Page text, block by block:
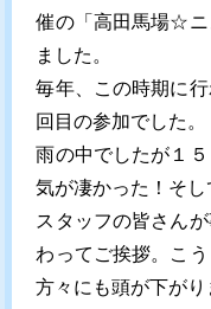
催の「高田馬場☆ニ
ました。
毎年、この時期に
回目の参加でした。
雨の中でしたが１
気が凄かった！そし
スタッフの皆さん
わってご挨拶。こ
方々にも頭が下がり